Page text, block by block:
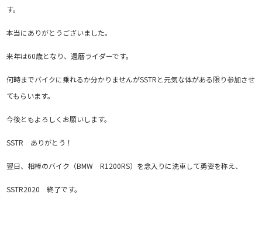
す。
本当にありがとうございました。
来年は60歳となり、還暦ライダーです。
何時までバイクに乗れるか分かりませんがSSTRと元気な体がある限り参加させ
てもらいます。
今後ともよろしくお願いします。
SSTR ありがとう！
翌日、相棒のバイク（BMW R1200RS）を念入りに洗車して勇姿を称え、
SSTR2020 終了です。